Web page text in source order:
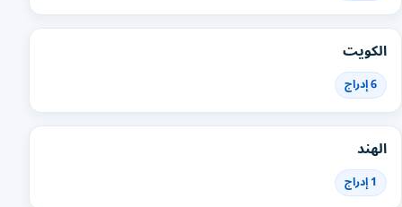
الكويت
6 إدراج
الهند
1 إدراج